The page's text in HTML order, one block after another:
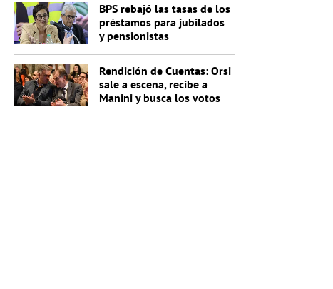
BPS rebajó las tasas de los
préstamos para jubilados
y pensionistas
Rendición de Cuentas: Orsi
sale a escena, recibe a
Manini y busca los votos